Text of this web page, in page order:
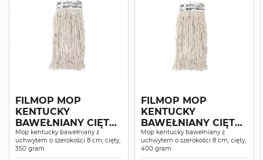
FILMOP MOP
KENTUCKY
BAWEŁNIANY CIĘTY
350G ZACZEP 8CM
Mop kentucky bawełniany z
uchwytem o szerokości 8 cm, cięty,
350 gram
FILMOP MOP
KENTUCKY
BAWEŁNIANY CIĘTY
400G ZACZEP 8CM
Mop kentucky bawełniany z
uchwytem o szerokości 8 cm, cięty,
400 gram